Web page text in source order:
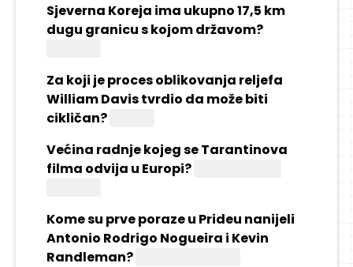
Sjeverna Koreja ima ukupno 17,5 km
dugu granicu s kojom državom?
Za koji je proces oblikovanja reljefa
William Davis tvrdio da može biti
cikličan?
Većina radnje kojeg se Tarantinova
filma odvija u Europi?
Kome su prve poraze u Prideu nanijeli
Antonio Rodrigo Nogueira i Kevin
Randleman?